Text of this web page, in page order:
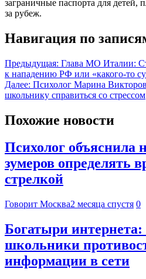
заграничные паспорта для детей,
за рубеж.
Навигация по
Предыдущая: Глава МО Италии:
к нападению РФ или «какого-то
Далее: Психолог Марина
школьнику справиться со стрессом
Похожие новости
Психолог объяснила
зумеров определять
стрелкой
Говорит Москва2 месяца спустя 0
Богатыри интернета:
школьники
информации в сети